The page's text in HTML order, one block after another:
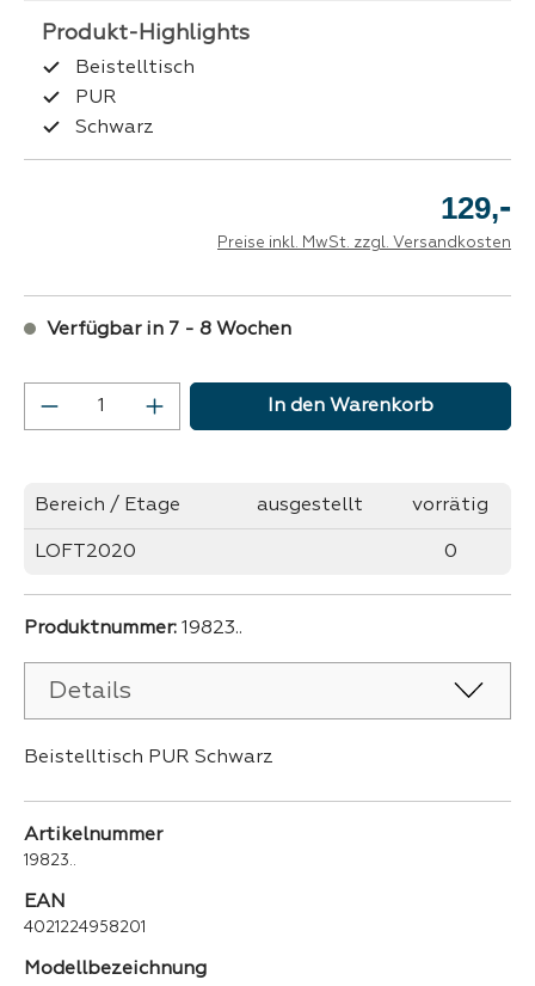
Beistelltisch
PUR
Schwarz
129,-
Preise inkl. MwSt. zzgl. Versandkosten
Verfügbar in 7 - 8 Wochen
Produkt Anzahl: Gib den gewünschten
In den Warenkorb
Bereich / Etage ausgestellt vorrätig
LOFT2020 0
Produktnummer: 19823..
Details
Beistelltisch PUR Schwarz
Artikelnummer
19823..
EAN
4021224958201
Modellbezeichnung